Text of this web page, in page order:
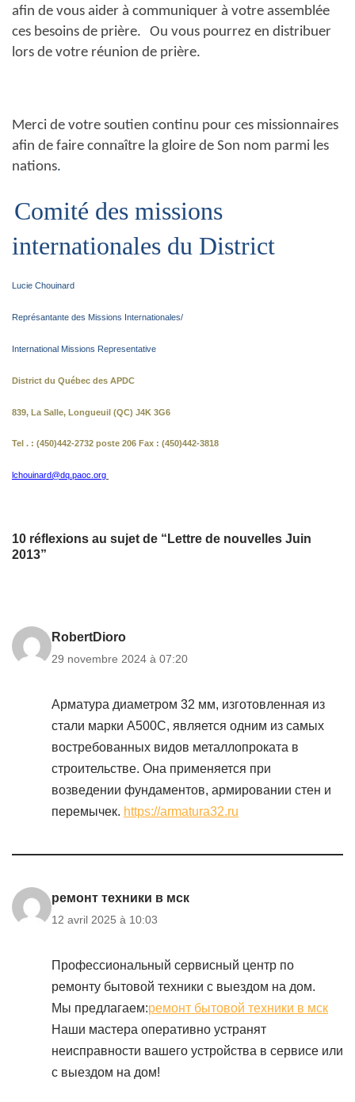
afin de vous aider à communiquer à votre assemblée
ces besoins de prière.
Ou vous pourrez en distribuer
lors de votre réunion de prière.
Merci de votre soutien continu pour ces missionnaires
afin de faire connaître la gloire de Son nom parmi les
nations.
Comité des missions
internationales du District
Lucie Chouinard
Représantante des Missions Internationales/
International Missions Representative
District du Québec des APDC
839, La Salle, Longueuil (QC) J4K 3G6
Tel . : (450)442-2732 poste 206 Fax : (450)442-3818
lchouinard@dq.paoc.org
10 réflexions au sujet de “Lettre de nouvelles Juin
2013‏”
RobertDioro
29 novembre 2024 à 07:20
Арматура диаметром 32 мм, изготовленная из
стали марки А500С, является одним из самых
востребованных видов металлопроката в
строительстве. Она применяется при
возведении фундаментов, армировании стен и
перемычек. https://armatura32.ru
ремонт техники в мск
12 avril 2025 à 10:03
Профессиональный сервисный центр по
ремонту бытовой техники с выездом на дом.
Мы предлагаем:ремонт бытовой техники в мск
Наши мастера оперативно устранят
неисправности вашего устройства в сервисе или
с выездом на дом!